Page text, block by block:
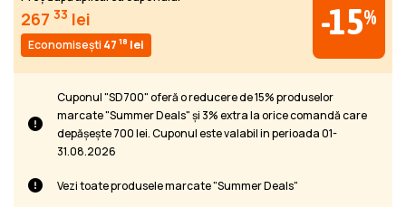
267 33 lei
Economisești 47 18 lei
-15%
Cuponul "SD700" oferă o reducere de 15% produselor
marcate "Summer Deals" și 3% extra la orice comandă care
depășește 700 lei. Cuponul este valabil in perioada 01-
31.08.2026
Vezi toate produsele marcate "Summer Deals"